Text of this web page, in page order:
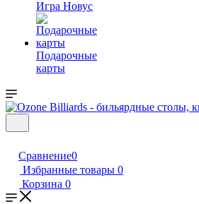
Игра Новус
Подарочные
карты
Сравнение0
Избранные товары 0
Корзина 0